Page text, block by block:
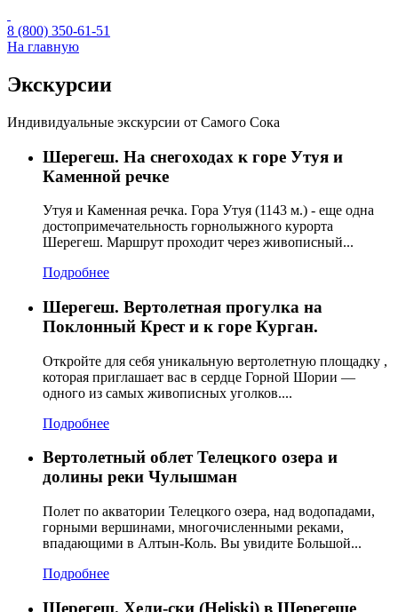
8 (800) 350-61-51
На главную
Экскурсии
Индивидуальные экскурсии от Самого Сока
Шерегеш. На снегоходах к горе Утуя и
Каменной речке
Утуя и Каменная речка. Гора Утуя (1143 м.) - еще одна
достопримечательность горнолыжного курорта
Шерегеш. Маршрут проходит через живописный...
Подробнее
Шерегеш. Вертолетная прогулка на
Поклонный Крест и к горе Курган.
Откройте для себя уникальную вертолетную площадку ,
которая приглашает вас в сердце Горной Шории —
одного из самых живописных уголков....
Подробнее
Вертолетный облет Телецкого озера и
долины реки Чулышман
Полет по акватории Телецкого озера, над водопадами,
горными вершинами, многочисленными реками,
впадающими в Алтын-Коль. Вы увидите Большой...
Подробнее
Шерегеш. Хели-ски (Heliski) в Шерегеше